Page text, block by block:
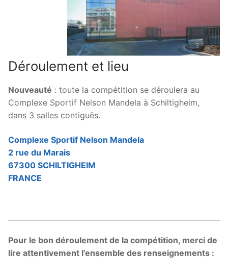
Déroulement et lieu
Nouveauté : toute la compétition se déroulera au
Complexe Sportif Nelson Mandela à Schiltigheim,
dans 3 salles contiguës.
Complexe Sportif Nelson Mandela
2 rue du Marais
67300 SCHILTIGHEIM
FRANCE
Pour le bon déroulement de la compétition, merci de
lire attentivement l’ensemble des renseignements :